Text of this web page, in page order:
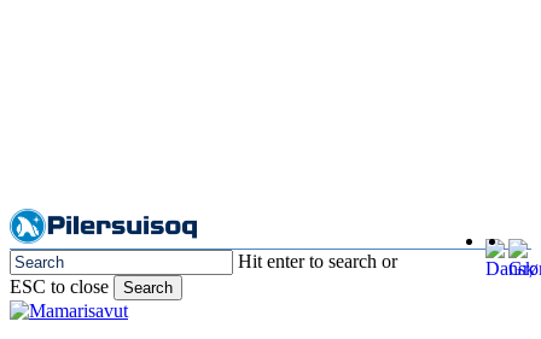
Hit enter to search or
ESC to close
Search
Close